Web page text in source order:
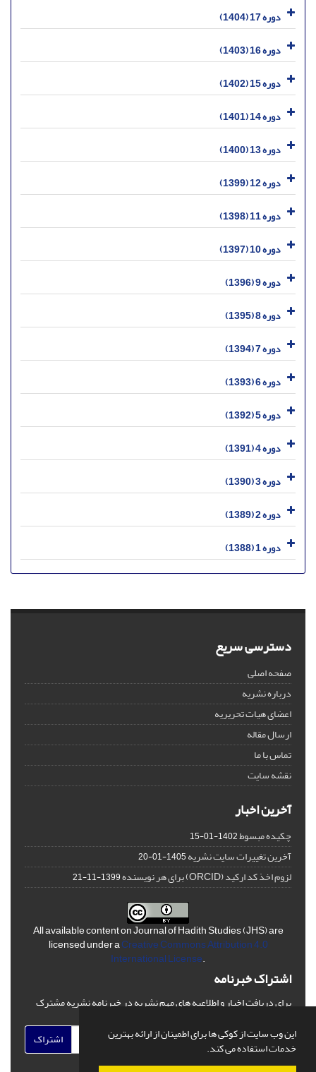
این وب سایت از کوکی ها برای اطمینان از ارائه بهترین
خدمات استفاده می کند.
دوره 17 (1404)
دوره 16 (1403)
دوره 15 (1402)
دوره 14 (1401)
دوره 13 (1400)
دوره 12 (1399)
دوره 11 (1398)
دوره 10 (1397)
دوره 9 (1396)
دوره 8 (1395)
دوره 7 (1394)
دوره 6 (1393)
دوره 5 (1392)
دوره 4 (1391)
دوره 3 (1390)
دوره 2 (1389)
دوره 1 (1388)
دسترسی سریع
صفحه اصلی
درباره نشریه
اعضای هیات تحریریه
ارسال مقاله
تماس با ما
نقشه سایت
آخرین اخبار
چکیده مبسوط1402-01-15
آخرین تغییرات سایت نشریه1405-01-20
لزوم اخذ کد ارکید (ORCID) برای هر نویسنده 1399-11-21
All available content on Journal of Hadith Studies (JHS) are
licensed under aCreative Commons Attribution 4.0
International License.
اشتراک خبرنامه
برای دریافت اخبار و اطلاعیه های مهم نشریه در خبرنامه نشریه مشترک
اشتراک